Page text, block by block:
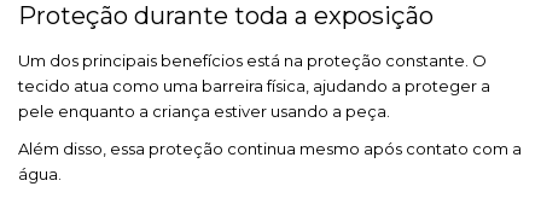
Proteção durante toda a exposição
Um dos principais benefícios está na proteção constante. O
tecido atua como uma barreira física, ajudando a proteger a
pele enquanto a criança estiver usando a peça.
Além disso, essa proteção continua mesmo após contato com a
água.